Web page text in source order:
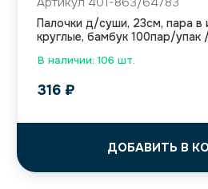
В наличии: 106 шт.
Палочки д/суши, 23см, пара
круглые, бамбук 100пар/упак
316 ₽
ДОБАВИТЬ В